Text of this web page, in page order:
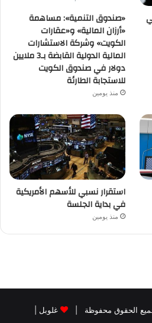
«صندوق التنمية»: مساهمة
«أرزان المالية» و«عقارات
الكويت» وشركة الاستشارات
المالية الدولية القابضة بـ3 ملايين
دولار في صندوق الكويت
للاستجابة الطارئة
منذ يومين
استقرار نسبي للأسهم الأمريكية
في بداية الجلسة
منذ يومين
غلوبل